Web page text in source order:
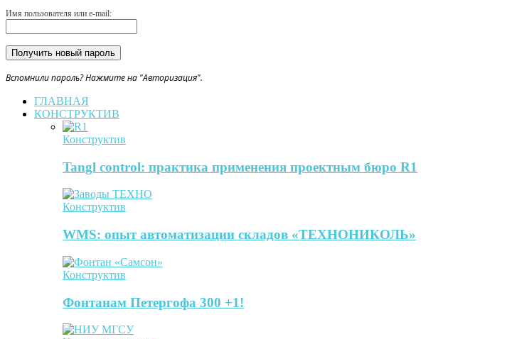
Имя пользователя или e-mail:
Вспомнили пароль? Нажмите на "Авторизация".
ГЛАВНАЯ
КОНСТРУКТИВ
Конструктив
Tangl control: практика применения проектным бюро R1
Конструктив
WMS: опыт автоматизации складов «ТЕХНОНИКОЛЬ»
Конструктив
Фонтанам Петергофа 300 +1!